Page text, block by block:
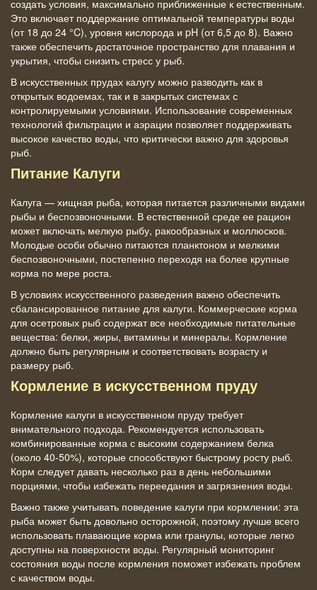
создать условия, максимально приближенные к естественным.
Это включает поддержание оптимальной температуры воды
(от 18 до 24 °C), уровня кислорода и pH (от 6,5 до 8). Важно
также обеспечить достаточное пространство для плавания и
укрытия, чтобы снизить стресс у рыб.
В искусственных прудах калугу можно разводить как в
открытых водоемах, так и в закрытых системах с
контролируемыми условиями. Использование современных
технологий фильтрации и аэрации позволяет поддерживать
высокое качество воды, что критически важно для здоровья
рыб.
Питание Калуги
Калуга — хищная рыба, которая питается различными видами
рыбы и беспозвоночными. В естественной среде ее рацион
может включать мелкую рыбу, ракообразных и моллюсков.
Молодые особи обычно питаются планктоном и мелкими
беспозвоночными, постепенно переходя на более крупные
корма по мере роста.
В условиях искусственного разведения важно обеспечить
сбалансированное питание для калуги. Коммерческие корма
для осетровых рыб содержат все необходимые питательные
вещества: белки, жиры, витамины и минералы. Кормление
должно быть регулярным и соответствовать возрасту и
размеру рыб.
Кормление в искусственном пруду
Кормление калуги в искусственном пруду требует
внимательного подхода. Рекомендуется использовать
комбинированные корма с высоким содержанием белка
(около 40-50%), которые способствуют быстрому росту рыб.
Корм следует давать несколько раз в день небольшими
порциями, чтобы избежать переедания и загрязнения воды.
Важно также учитывать поведение калуги при кормлении: эта
рыба может быть довольно осторожной, поэтому лучше всего
использовать плавающие корма или гранулы, которые легко
доступны на поверхности воды. Регулярный мониторинг
состояния воды после кормления поможет избежать проблем
с качеством воды.